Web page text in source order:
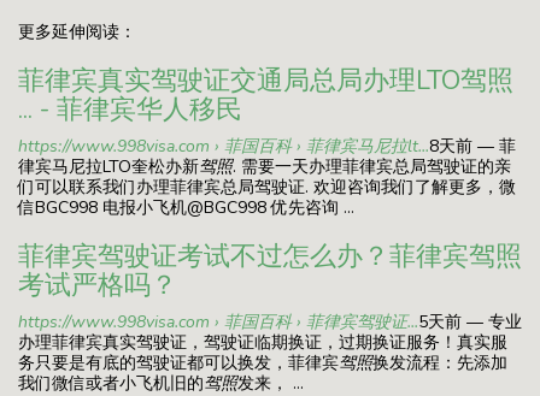
更多延伸阅读：
菲律宾真实驾驶证交通局总局办理LTO驾照
... - 菲律宾华人移民
https://www.998visa.com › 菲国百科 › 菲律宾马尼拉lt...8天前 — 菲
律宾马尼拉LTO奎松办新驾照. 需要一天办理菲律宾总局驾驶证的亲
们可以联系我们办理菲律宾总局驾驶证. 欢迎咨询我们了解更多，微
信BGC998 电报小飞机@BGC998 优先咨询 ...
菲律宾驾驶证考试不过怎么办？菲律宾驾照
考试严格吗？
https://www.998visa.com › 菲国百科 › 菲律宾驾驶证...5天前 — 专业
办理菲律宾真实驾驶证，驾驶证临期换证，过期换证服务！真实服
务只要是有底的驾驶证都可以换发，菲律宾驾照换发流程️️：先添加
我们微信或者小飞机旧的驾照发来， ...